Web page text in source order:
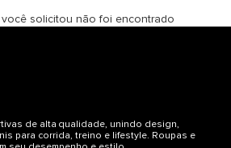
solicitou não foi encontrado
de alta qualidade, unindo design,
para corrida, treino e lifestyle. Roupas e